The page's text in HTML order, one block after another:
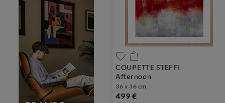
COUPETTE STEFFI
afternoon
36 x 36 cm
499 €